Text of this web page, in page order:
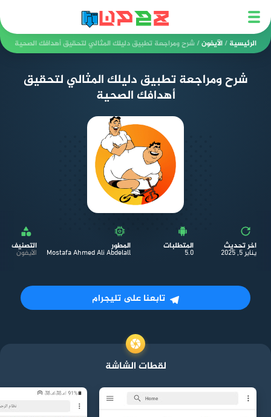
الرئيسية /الآيفون/شرح ومراجعة تطبيق دليلك المثالي لتحقيق أهدافك الصحية
شرح ومراجعة تطبيق دليلك المثالي لتحقيق
أهدافك الصحية
اخر تحديث
يناير 5, 2025
المتطلبات
5.0
المطور
Mostafa Ahmed Ali Abdelall
التصنيف
الآيفون
تابعنا على تليجرام
لقطات الشاشة